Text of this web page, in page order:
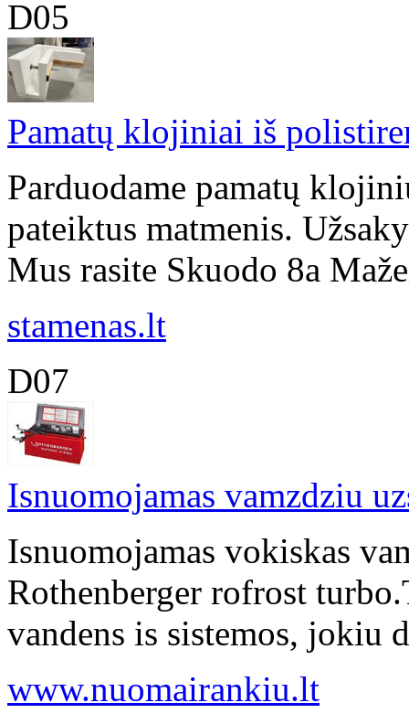
D05
Pamatų klojiniai iš
Parduodame pamatų
pateiktus matmenis.
Mus rasite Skuodo 8a
stamenas.lt
D07
Isnuomojamas vamzdziu
Isnuomojamas vokiskas
Rothenberger rofrost
vandens is sistemos, jokiu
www.nuomairankiu.lt